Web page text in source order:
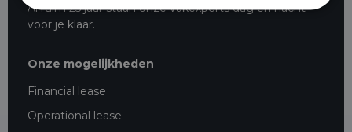
Al ruim 25 jaar staan onze vakexperts dag en nacht
voor je klaar.
Onze mogelijkheden
Financial lease
Operational lease